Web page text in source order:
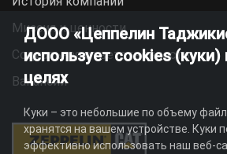
Миссия и ценности
Социальная ответственность
Вакансии
ДООО «Цеппелин
использует cookies (куки)
целях
Куки – это небольшие по объему
хранятся на вашем устройстве. Куки
эффективно использовать наш веб-